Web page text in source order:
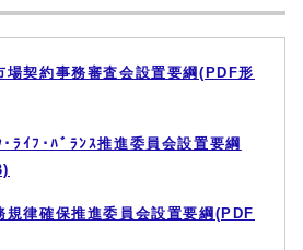
場契約事務審査会設置要綱(PDF形
ﾗｲﾌ･ﾊﾞﾗﾝｽ推進委員会設置要綱
規律確保推進委員会設置要綱(PDF